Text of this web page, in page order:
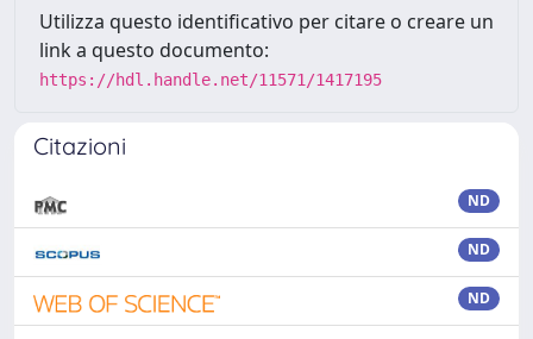
Utilizza questo identificativo per citare o creare un
link a questo documento:
https://hdl.handle.net/11571/1417195
Citazioni
ND
ND
ND